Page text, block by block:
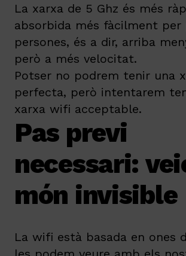
La xarxa de 5 Ghz és més
absorbida més fàcilment per
persones, és a dir, arriba
però a més velocitat.
Potser no podrem tenir una
perfecta, però intentarem
xarxa wifi acceptable.
Pas previ
necessari:
món invisible
La wifi està basada en ones